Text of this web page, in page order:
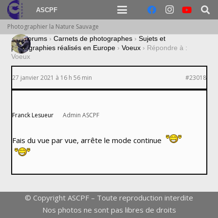
ASCPF
Photographier la Nature Sauvage
› Forums › Carnets de photographes › Sujets et
photographies réalisés en Europe › Voeux › Répondre à :
Voeux
27 janvier 2021 à 16 h 56 min #23018
Franck Lesueur Admin ASCPF
Fais du vue par vue, arrête le mode continue
© Copyright ASCPF – Toute reproduction interdite
Nos photos ne sont pas libres de droits